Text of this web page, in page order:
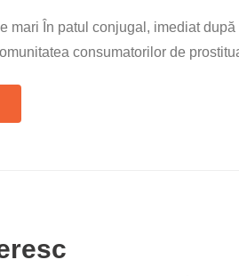
mari În patul conjugal, imediat
consumatorilor de